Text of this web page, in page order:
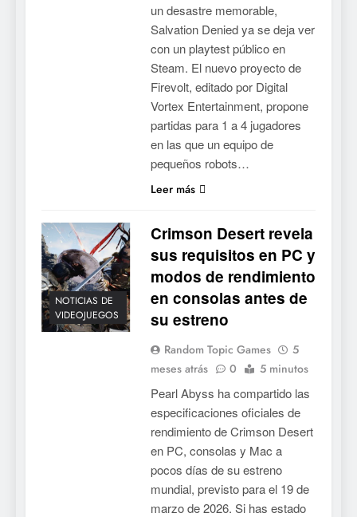
un desastre memorable,
Salvation Denied ya se deja ver
con un playtest público en
Steam. El nuevo proyecto de
Firevolt, editado por Digital
Vortex Entertainment, propone
partidas para 1 a 4 jugadores
en las que un equipo de
pequeños robots…
Leer más
NOTICIAS DE
VIDEOJUEGOS
Crimson Desert revela
sus requisitos en PC y
modos de rendimiento
en consolas antes de
su estreno
Random Topic Games
5
meses atrás
0 5 minutos
Pearl Abyss ha compartido las
especificaciones oficiales de
rendimiento de Crimson Desert
en PC, consolas y Mac a
pocos días de su estreno
mundial, previsto para el 19 de
marzo de 2026. Si has estado